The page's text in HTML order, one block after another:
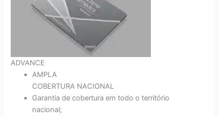
ADVANCE
AMPLA
COBERTURA NACIONAL
Garantia de cobertura em todo o território
nacional;